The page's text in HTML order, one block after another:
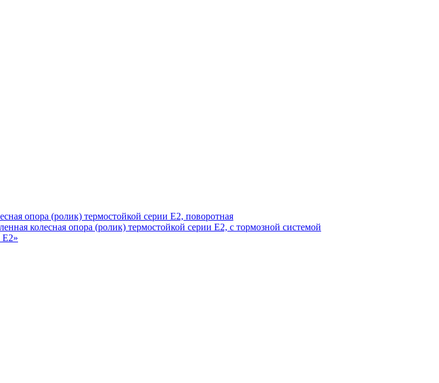
опора (ролик) термостойкой серии Е2, поворотная
колесная опора (ролик) термостойкой серии Е2, с тормозной системой
Е2»